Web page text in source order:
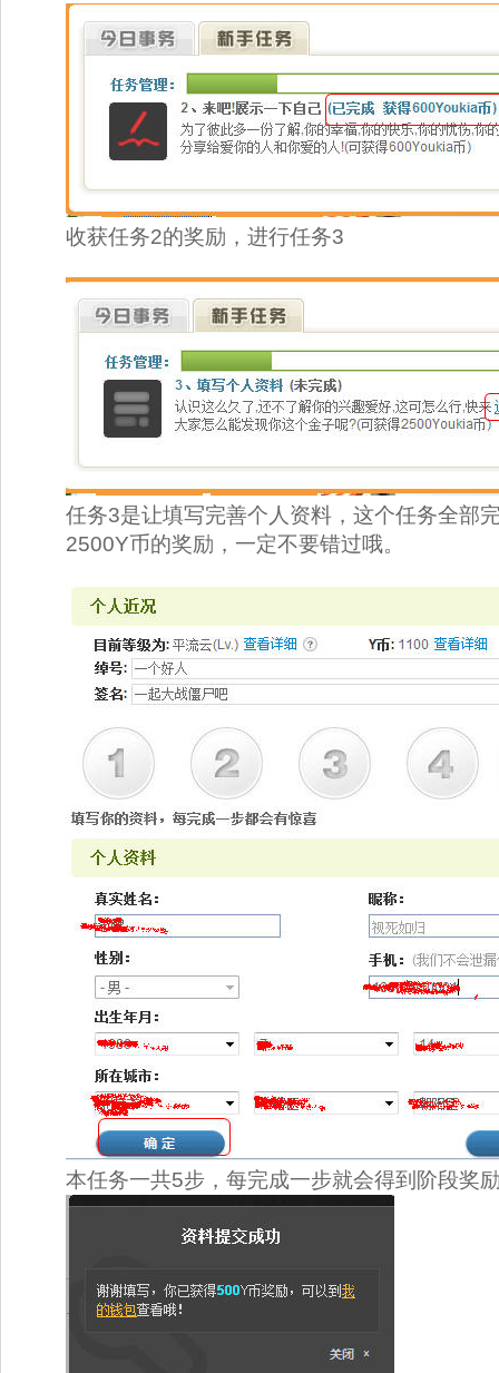
收获任务2的奖励，进行任务3
任务3是让填写完善个人资料，这个任务全部
2500Y币的奖励，一定不要错过哦。
本任务一共5步，每完成一步就会得到阶段奖